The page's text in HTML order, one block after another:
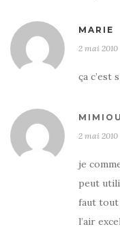
MARIE
2 mai
ça c’est
2 mai
je
peut
faut tout
l’air